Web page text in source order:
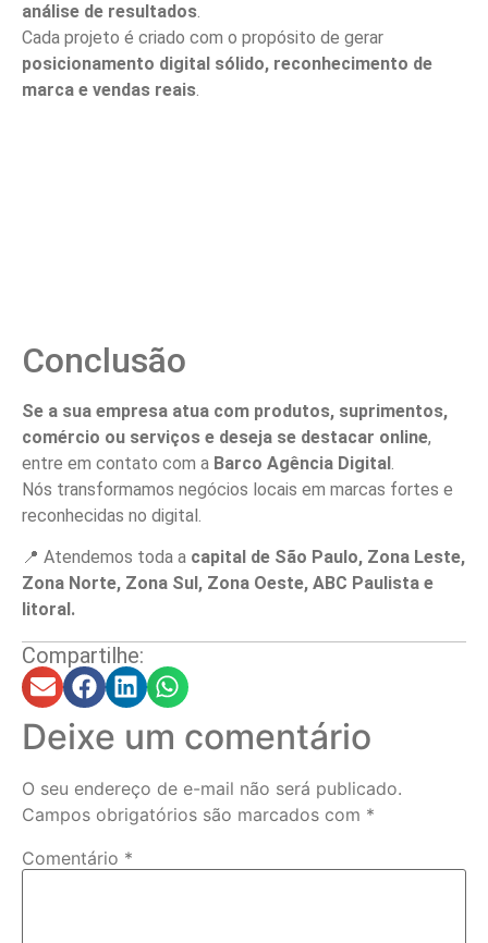
análise de resultados.
Cada projeto é criado com o propósito de gerar
posicionamento digital sólido, reconhecimento de
marca e vendas reais.
Conclusão
Se a sua empresa atua com produtos, suprimentos,
comércio ou serviços e deseja se destacar online,
entre em contato com a Barco Agência Digital.
Nós transformamos negócios locais em marcas fortes e
reconhecidas no digital.
📍 Atendemos toda a capital de São Paulo, Zona Leste,
Zona Norte, Zona Sul, Zona Oeste, ABC Paulista e
litoral.
Compartilhe:
Deixe um comentário
O seu endereço de e-mail não será publicado.
Campos obrigatórios são marcados com *
Comentário *